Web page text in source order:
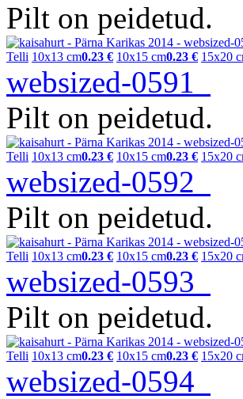
Pilt on peidetud.
Telli 10x13 cm0.23 € 10x15 cm0.23 € 15x20
websized-0591
Pilt on peidetud.
Telli 10x13 cm0.23 € 10x15 cm0.23 € 15x20
websized-0592
Pilt on peidetud.
Telli 10x13 cm0.23 € 10x15 cm0.23 € 15x20
websized-0593
Pilt on peidetud.
Telli 10x13 cm0.23 € 10x15 cm0.23 € 15x20
websized-0594